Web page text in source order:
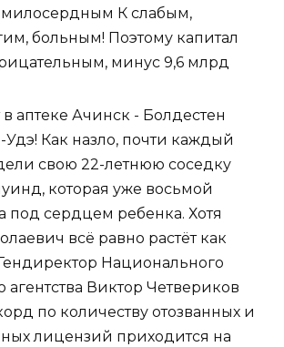
милосердным К слабым,
больным! Поэтому капитал
минус 9,6 млрд
аптеке Ачинск - Болдестен
Удэ! Как назло, почти каждый
свою 22-летнюю соседку
которая уже восьмой
под сердцем ребенка. Хотя
всё равно растёт как
Национального
агентства Виктор Четвериков
по количеству отозванных и
лицензий приходится на